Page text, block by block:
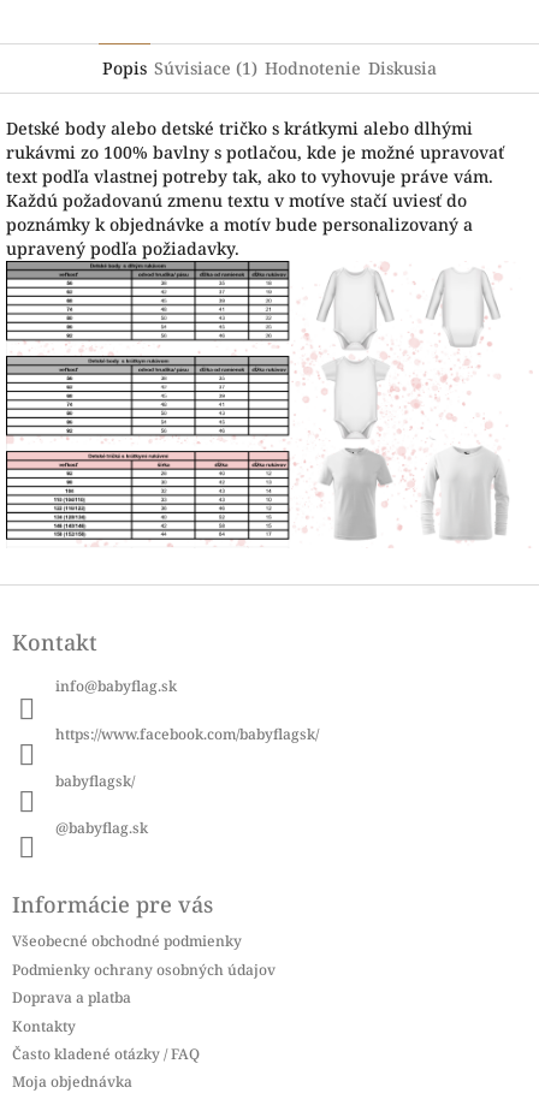
Popis Súvisiace (1) Hodnotenie Diskusia
Detské body alebo detské tričko s krátkymi alebo dlhými
rukávmi zo 100% bavlny s potlačou, kde je možné upravovať
text podľa vlastnej potreby tak, ako to vyhovuje práve vám.
Každú požadovanú zmenu textu v motíve stačí uviesť do
poznámky k objednávke a motív bude personalizovaný a
upravený podľa požiadavky.
pKontakt
info@babyflag.sk
https://www.facebook.com/babyflagsk/
babyflagsk/
@babyflag.sk
Informácie pre vás
Všeobecné obchodné podmienky
Podmienky ochrany osobných údajov
Doprava a platba
Kontakty
Často kladené otázky / FAQ
Moja objednávka